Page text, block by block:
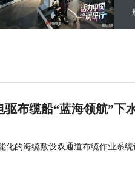
驱布缆船“蓝海领航”下
化的海缆敷设双通道布缆作业系